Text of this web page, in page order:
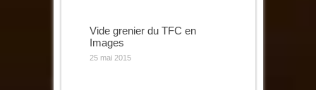
Vide grenier du TFC en
Images
25 mai 2015